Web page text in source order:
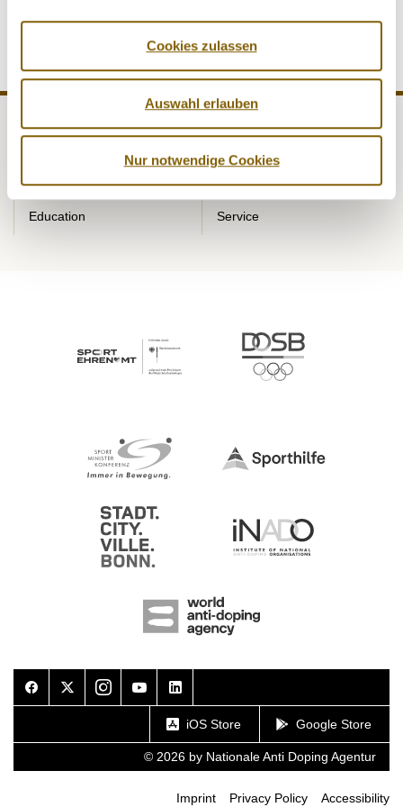
Cookies zulassen
Auswahl erlauben
Nur notwendige Cookies
NADA Legal matters
Education Service
FacebookTwitterInstagramYoutubeLinkedIn
iOS Store Google Store
© 2026 by Nationale Anti Doping Agentur
Imprint Privacy Policy Accessibility